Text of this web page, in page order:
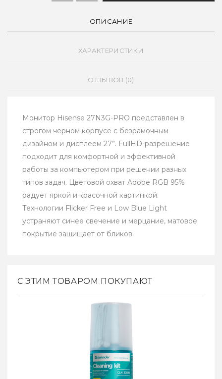
ОПИСАНИЕ
ХАРАКТЕРИСТИКИ
ОТЗЫВОВ (0)
Монитор Hisense 27N3G-PRO представлен в
строгом черном корпусе с безрамочным
дизайном и дисплеем 27”. FullHD-разрешение
подходит для комфортной и эффективной
работы за компьютером при решении разных
типов задач. Цветовой охват Adobe RGB 95%
радует яркой и красочной картинкой.
Технологии Flicker Free и Low Blue Light
устраняют синее свечение и мерцание, матовое
покрытие защищает от бликов.
С ЭТИМ ТОВАРОМ ПОКУПАЮТ